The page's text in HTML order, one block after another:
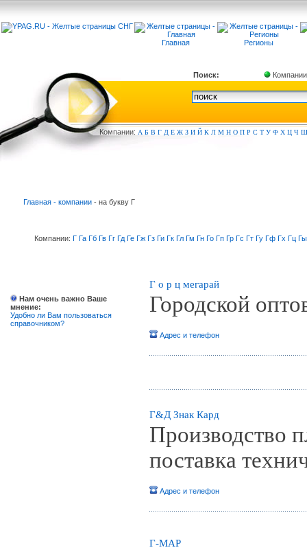
Главная Регионы
Поиск: Компании
Компании: А Б В Г Д Е Ж З И Й К Л М Н О П Р С Т У Ф Х Ц Ч Ш
Главная - компании - на букву Г
Компании: Г Га Гб Гв Гг Гд Ге Гж Гз Ги Гк Гл Гм Гн Го Гп Гр Гс Гт Гу Гф Гх Гц Гы
Нам очень важно Ваше
мнение:
Удобно ли Вам пользоваться
справочником?
Г о р ц мегарай
Городской
Адрес и телефон
Г&Д Знак Кард
Производство
поставка
Адрес и телефон
Г-МАР